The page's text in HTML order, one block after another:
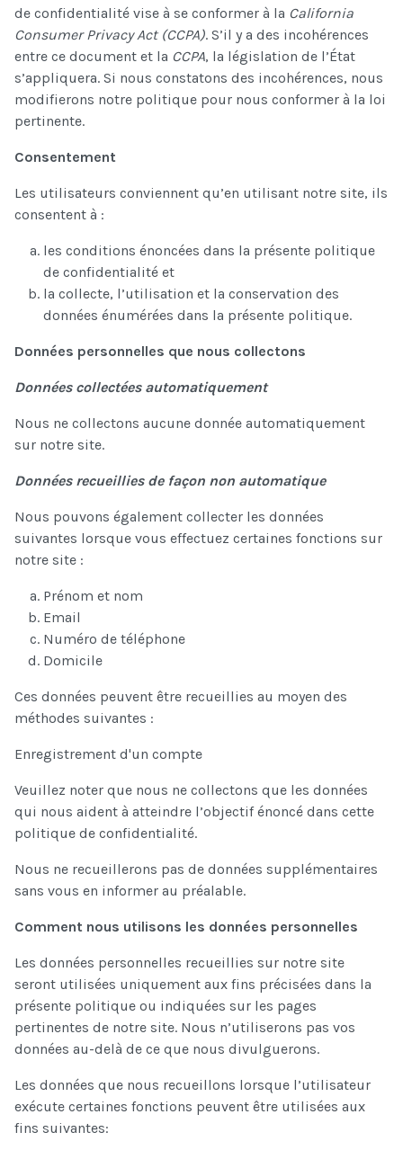
de confidentialité vise à se conformer à la California
Consumer Privacy Act (CCPA). S’il y a des incohérences
entre ce document et la CCPA, la législation de l’État
s’appliquera. Si nous constatons des incohérences, nous
modifierons notre politique pour nous conformer à la loi
pertinente.
Consentement
Les utilisateurs conviennent qu’en utilisant notre site, ils
consentent à :
les conditions énoncées dans la présente politique
de confidentialité et
la collecte, l’utilisation et la conservation des
données énumérées dans la présente politique.
Données personnelles que nous collectons
Données collectées automatiquement
Nous ne collectons aucune donnée automatiquement
sur notre site.
Données recueillies de façon non automatique
Nous pouvons également collecter les données
suivantes lorsque vous effectuez certaines fonctions sur
notre site :
Prénom et nom
Email
Numéro de téléphone
Domicile
Ces données peuvent être recueillies au moyen des
méthodes suivantes :
Enregistrement d'un compte
Veuillez noter que nous ne collectons que les données
qui nous aident à atteindre l’objectif énoncé dans cette
politique de confidentialité.
Nous ne recueillerons pas de données supplémentaires
sans vous en informer au préalable.
Comment nous utilisons les données personnelles
Les données personnelles recueillies sur notre site
seront utilisées uniquement aux fins précisées dans la
présente politique ou indiquées sur les pages
pertinentes de notre site. Nous n’utiliserons pas vos
données au-delà de ce que nous divulguerons.
Les données que nous recueillons lorsque l’utilisateur
exécute certaines fonctions peuvent être utilisées aux
fins suivantes: